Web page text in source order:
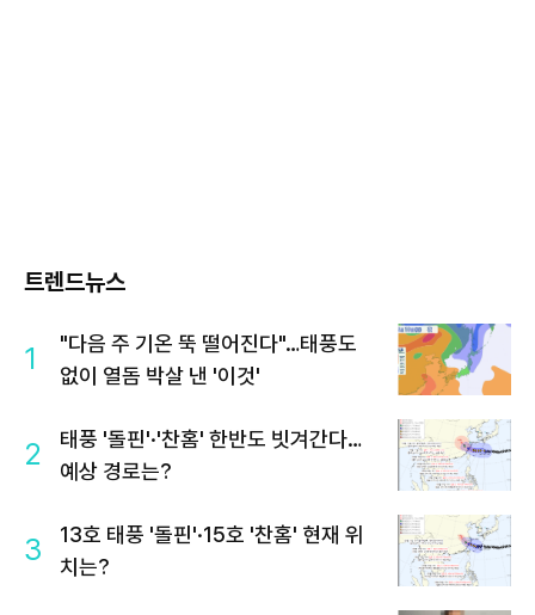
트렌드뉴스
1
"다음 주 기온 뚝 떨어진다"…태풍도
없이 열돔 박살 낸 '이것'
2
태풍 '돌핀'·'찬홈' 한반도 빗겨간다…
예상 경로는?
3
13호 태풍 '돌핀'·15호 '찬홈' 현재 위
치는?